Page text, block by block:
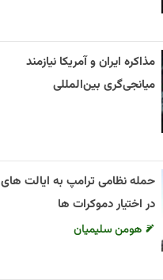
مذاکره ایران و آمریکا نیازمند
میانجی‌گری بین‌المللی
حمله نظامی ترامپ به ایالت های
در اختیار دموکرات ها
هومن سلیمیان